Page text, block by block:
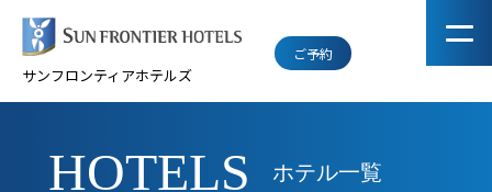
サンフロンティアホテルズ
ご予約
HOTELS ホテル一覧